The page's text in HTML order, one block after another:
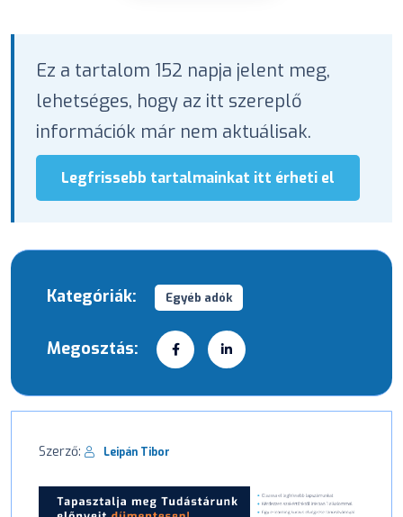
Ez a tartalom 152 napja jelent meg,
lehetséges, hogy az itt szereplő
információk már nem aktuálisak.
Legfrissebb tartalmainkat itt érheti el
Kategóriák: Egyéb adók
Megosztás:
Szerző: Leipán Tibor